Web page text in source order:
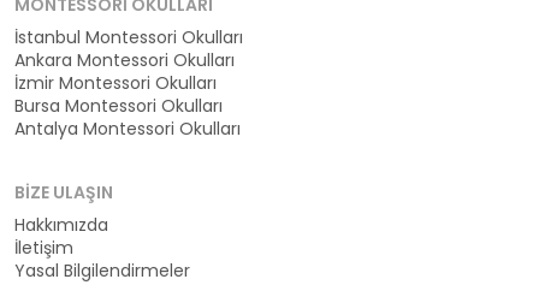
MONTESSORI OKULLARI
İstanbul Montessori Okulları
Ankara Montessori Okulları
İzmir Montessori Okulları
Bursa Montessori Okulları
Antalya Montessori Okulları
BIZE ULAŞIN
Hakkımızda
İletişim
Yasal Bilgilendirmeler